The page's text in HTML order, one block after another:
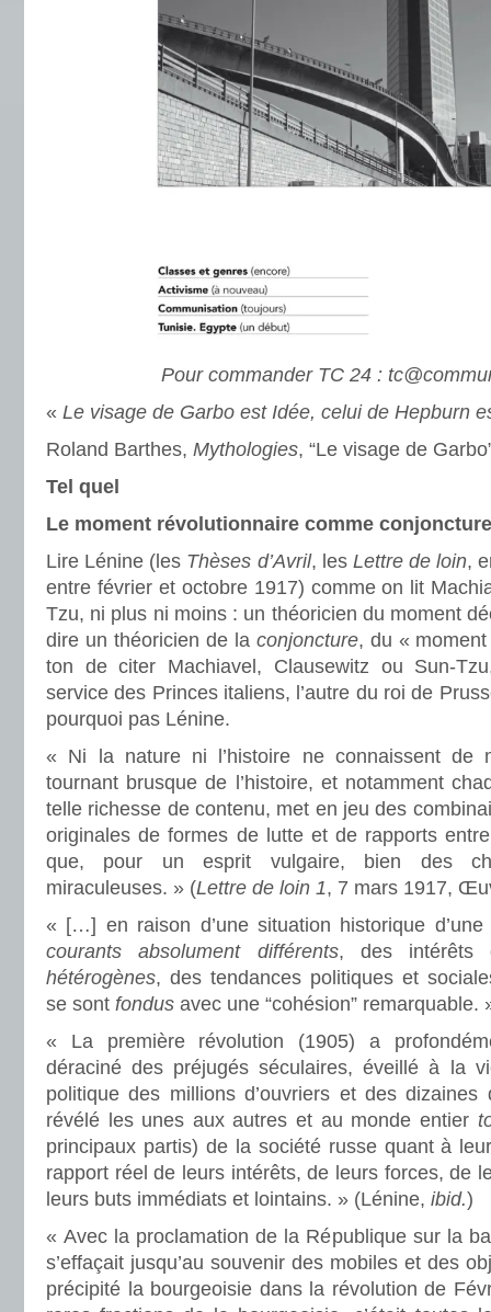
Pour commander TC 24 :
« Le visage de Garbo est Idée, celui de Hepburn
Roland Barthes, Mythologies, “Le visage de
Tel quel
Le moment révolutionnaire comme conjoncture
Lire Lénine (les Thèses d’Avril, les Lettre de loin,
entre février et octobre 1917) comme on lit
Tzu, ni plus ni moins : un théoricien du moment
dire un théoricien de la conjoncture, du «
ton de citer Machiavel, Clausewitz ou Sun-
service des Princes italiens, l’autre du roi de
pourquoi pas Lénine.
« Ni la nature ni l’histoire ne connaissent de
tournant brusque de l’histoire, et notamment
telle richesse de contenu, met en jeu des
originales de formes de lutte et de rapports
que, pour un esprit vulgaire, bien des
miraculeuses. » (Lettre de loin 1, 7 mars 1917,
« […] en raison d’une situation historique
courants absolument différents, des
hétérogènes, des tendances politiques et
se sont fondus avec une “cohésion” remarquable.
« La première révolution (1905) a
déraciné des préjugés séculaires, éveillé à la
politique des millions d’ouvriers et des
révélé les unes aux autres et au monde entier
principaux partis) de la société russe quant à
rapport réel de leurs intérêts, de leurs forces, de
leurs buts immédiats et lointains. » (Lénine, ibid.)
« Avec la proclamation de la République sur la
s’effaçait jusqu’au souvenir des mobiles et des
précipité la bourgeoisie dans la révolution de